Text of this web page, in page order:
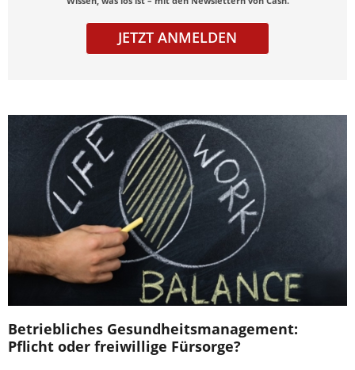
JETZT ANMELDEN
Betriebliches Gesundheitsmanagement:
Pflicht oder freiwillige Fürsorge?